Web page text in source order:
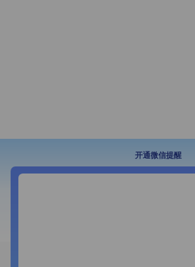
开通微信提醒